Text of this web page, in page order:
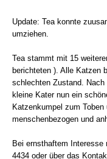
Update: Tea konnte
umziehen.
Tea stammt mit 15
berichteten ). Alle Katzen
schlechten Zustand.
kleine Kater nun ein
Katzenkumpel zum
menschenbezogen und
Bei ernsthaftem Interesse
4434 oder über das